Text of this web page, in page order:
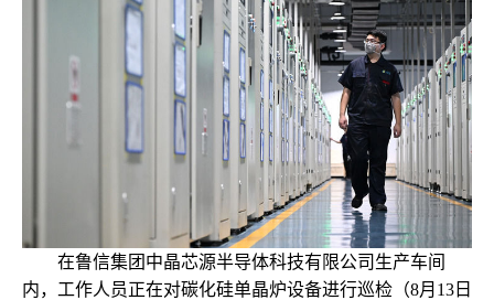
在鲁信集团中晶芯源半导体科技有限公司生产车间
内，工作人员正在对碳化硅单晶炉设备进行巡检（8月13日